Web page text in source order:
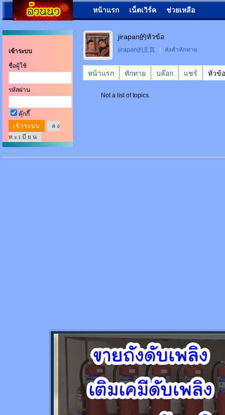
หน้าแรก เน็ตเวิร์ค ช่วยเหลือ
เข้าระบบ
ชื่อผู้ใช้
รหัสผ่าน
คุ๊กกี๊
ล ง
ท ะ เ บี ย น
jirapan的หัวข้อ
jirapan的主頁 ส่งคำทักทาย
หน้าแรก ทักทาย บล๊อก แชร์ หัวข้อ
Not a list of topics.